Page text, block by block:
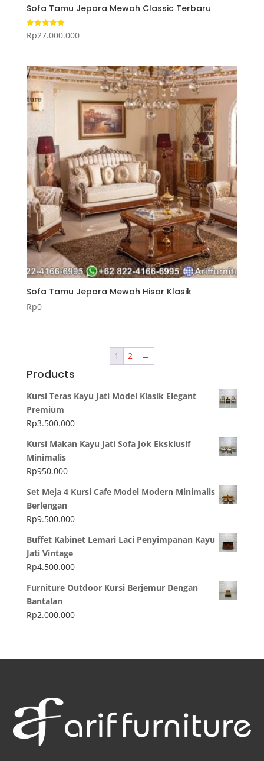
Sofa Tamu Jepara Mewah Classic Terbaru
Dinilai
5.00
Rp27.000.000
Sofa Tamu Jepara Mewah Hisar Klasik
Rp0
1 2 →
Products
Kursi Teras Kayu Jati Model Klasik Elegant
Premium
Rp3.500.000
Kursi Makan Kayu Jati Sofa Jok Eksklusif
Minimalis
Rp950.000
Set Meja 4 Kursi Cafe Model Modern Minimalis
Berlengan
Rp9.500.000
Buffet Kabinet Lemari Laci Penyimpanan Kayu
Jati Vintage
Rp4.500.000
Furniture Outdoor Kursi Berjemur Dengan
Bantalan
Rp2.000.000